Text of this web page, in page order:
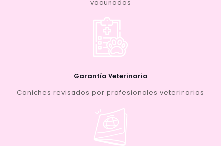
vacunados
Garantía Veterinaria
Caniches revisados por profesionales veterinarios